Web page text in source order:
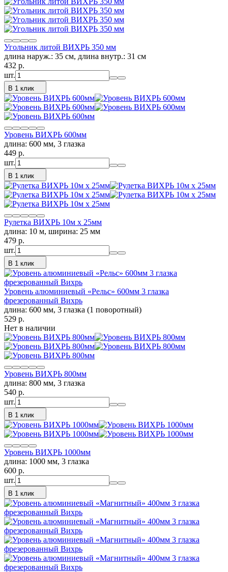
Угольник литой ВИХРЬ 350 мм
длина наруж.: 35 см, длина внутр.: 31 см
432 p.
шт.
В 1 клик
Уровень ВИХРЬ 600мм
длина: 600 мм, 3 глазка
449 p.
шт.
В 1 клик
Рулетка ВИХРЬ 10м х 25мм
длина: 10 м, ширина: 25 мм
479 p.
шт.
В 1 клик
Уровень алюминиевый «Рельс» 600мм 3 глазка
фрезерованный Вихрь
длина: 600 мм, 3 глазка (1 поворотный)
529 p.
Нет в наличии
Уровень ВИХРЬ 800мм
длина: 800 мм, 3 глазка
540 p.
шт.
В 1 клик
Уровень ВИХРЬ 1000мм
длина: 1000 мм, 3 глазка
600 p.
шт.
В 1 клик